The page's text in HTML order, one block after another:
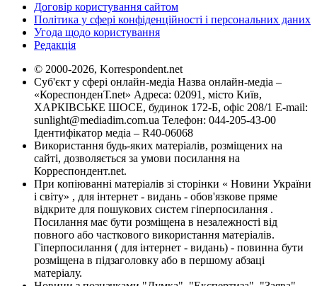
Договір користування сайтом
Політика у сфері конфіденційності і персональних даних
Угода щодо користування
Редакція
© 2000-2026, Korrespondent.net
Суб'єкт у сфері онлайн-медіа Назва онлайн-медіа –
«КореспонденТ.net» Адреса: 02091, місто Київ,
ХАРКІВСЬКЕ ШОСЕ, будинок 172-Б, офіс 208/1 E-mail:
sunlight@mediadim.com.ua Телефон: 044-205-43-00
Ідентифікатор медіа – R40-06068
Використання будь-яких матеріалів, розміщених на
сайті, дозволяється за умови посилання на
Корреспондент.net.
При копіюванні матеріалів зі сторінки « Новини України
і світу» , для інтернет - видань - обов'язкове пряме
відкрите для пошукових систем гіперпосилання .
Посилання має бути розміщена в незалежності від
повного або часткового використання матеріалів.
Гіперпосилання ( для інтернет - видань) - повинна бути
розміщена в підзаголовку або в першому абзаці
матеріалу.